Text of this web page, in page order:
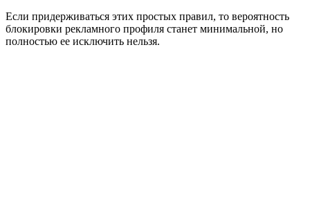
Если придерживаться этих простых правил, то вероятность
блокировки рекламного профиля станет минимальной, но
полностью ее исключить нельзя.